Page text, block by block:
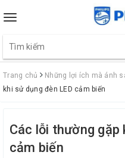
Toggle
Trang chủ Những lợi ích mà ánh
khi sử dụng đèn LED cảm biến
Các lỗi thường gặp
cảm biến